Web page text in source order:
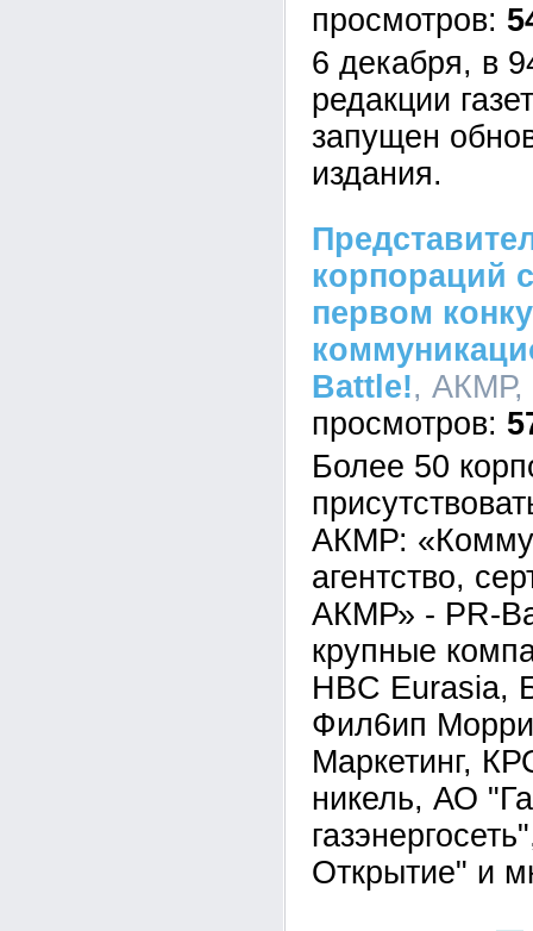
6 декабря, в
редакции
запущен
издания.
корпораций
первом
Battle!, АКМР,
Более 50
АКМР:
агентство,
АКМР» - PR-
крупные
HBC Eurasia,
Фил6ип
Маркетинг,
никель, АО
Открытие" и